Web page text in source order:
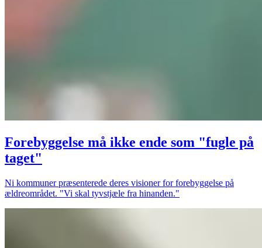
Forebyggelse må ikke ende som "fugle på
taget"
Ni kommuner præsenterede deres visioner for forebyggelse på
ældreområdet. "Vi skal tyvstjæle fra hinanden."